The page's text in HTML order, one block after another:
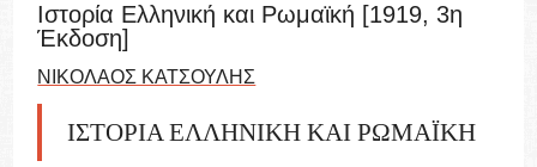
Ιστορία Ελληνική και Ρωμαϊκή [1919, 3η
Έκδοση]
ΝΙΚΟΛΑΟΣ ΚΑΤΣΟΥΛΗΣ
ΙΣΤΟΡΊΑ ΕΛΛΗΝΙΚΉ ΚΑΙ ΡΩΜΑΪΚΉ